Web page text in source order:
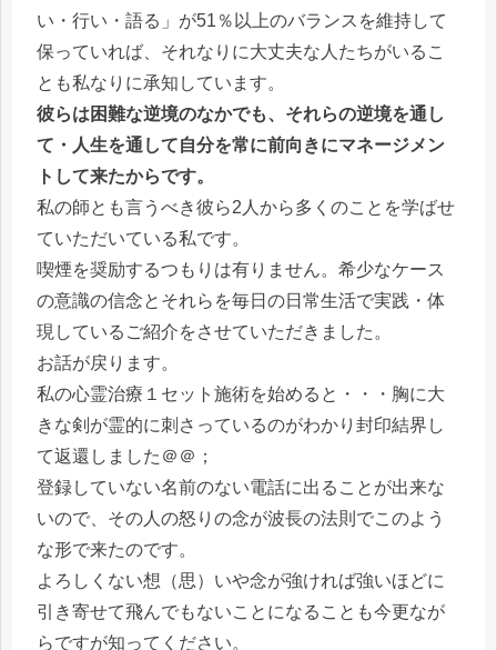
い・行い・語る」が51％以上のバランスを維持して
保っていれば、それなりに大丈夫な人たちがいるこ
とも私なりに承知しています。
彼らは困難な逆境のなかでも、それらの逆境を通し
て・人生を通して自分を常に前向きにマネージメン
トして来たからです。
私の師とも言うべき彼ら2人から多くのことを学ばせ
ていただいている私です。
喫煙を奨励するつもりは有りません。希少なケース
の意識の信念とそれらを毎日の日常生活で実践・体
現しているご紹介をさせていただきました。
お話が戻ります。
私の心霊治療１セット施術を始めると・・・胸に大
きな剣が霊的に刺さっているのがわかり封印結界し
て返還しました＠＠；
登録していない名前のない電話に出ることが出来な
いので、その人の怒りの念が波長の法則でこのよう
な形で来たのです。
よろしくない想（思）いや念が強ければ強いほどに
引き寄せて飛んでもないことになることも今更なが
らですが知ってください。